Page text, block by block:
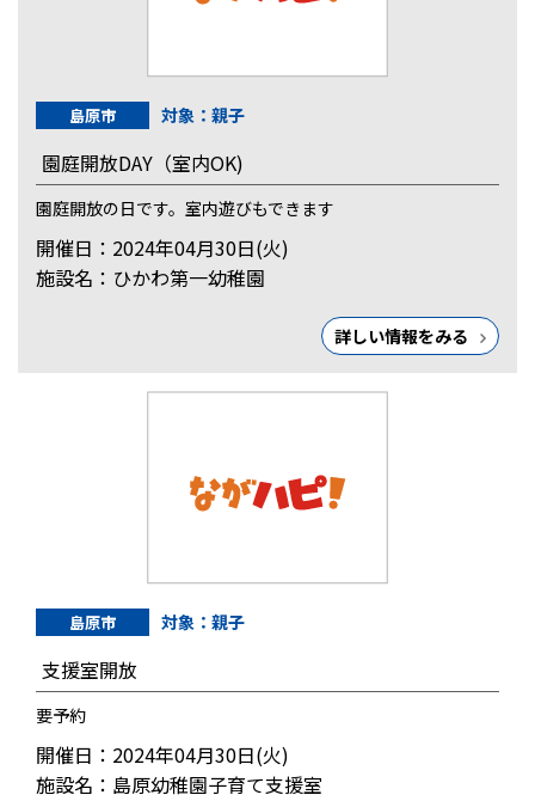
島原市 対象：親子
園庭開放DAY（室内OK)
園庭開放の日です。室内遊びもできます
開催日：2024年04月30日(火)
施設名：ひかわ第一幼稚園
詳しい情報をみる
島原市 対象：親子
支援室開放
要予約
開催日：2024年04月30日(火)
施設名：島原幼稚園子育て支援室